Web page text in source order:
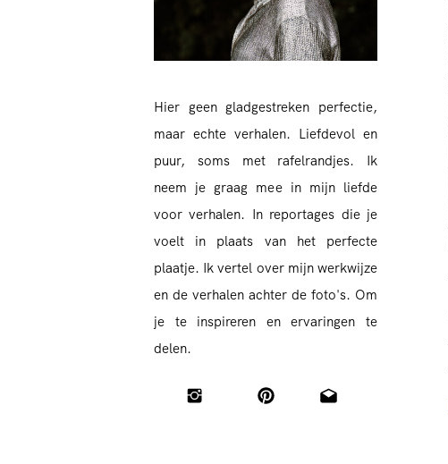
Hier geen gladgestreken perfectie,
maar echte verhalen. Liefdevol en
puur, soms met rafelrandjes. Ik
neem je graag mee in mijn liefde
voor verhalen. In reportages die je
voelt in plaats van het perfecte
plaatje. Ik vertel over mijn werkwijze
en de verhalen achter de foto's. Om
je te inspireren en ervaringen te
delen.